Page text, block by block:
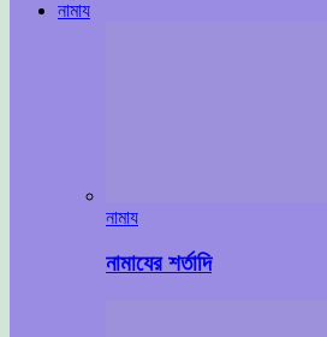
নামায
নামায
নামাযের শর্তাদি